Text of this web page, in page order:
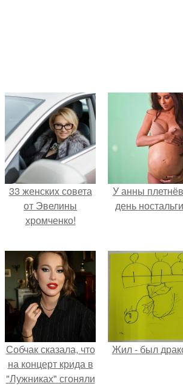
33 женских совета
от Эвелины
хромченко!
У анны
день
Собчак сказала, что
на концерт крида в
"Лужниках" сгоняли
Жил - был